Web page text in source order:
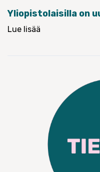
Yliopistolaisilla on
Lue lisää